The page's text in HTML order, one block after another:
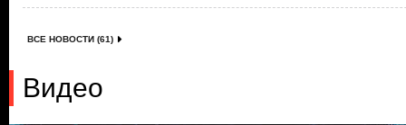
ВСЕ НОВОСТИ (61)
Видео